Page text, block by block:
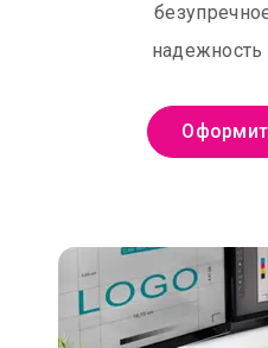
надежность